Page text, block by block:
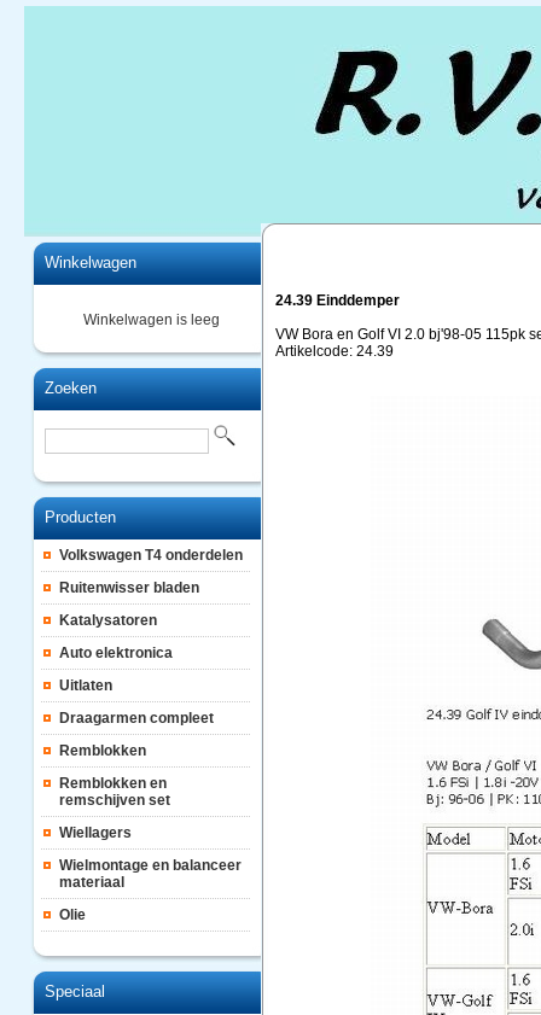
Winkelwagen
Winkelwagen is leeg
Zoeken
Producten
Volkswagen T4 onderdelen
Ruitenwisser bladen
Katalysatoren
Auto elektronica
Uitlaten
Draagarmen compleet
Remblokken
Remblokken en
remschijven set
Wiellagers
Wielmontage en balanceer
materiaal
Olie
Speciaal
24.39 Einddemper
VW Bora en Golf VI 2.0 bj'98-05 115pk
Artikelcode: 24.39